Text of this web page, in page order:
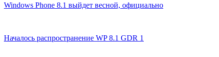
Windows Phone 8.1 выйдет весной, официально
Началось распространение WP 8.1 GDR 1